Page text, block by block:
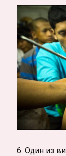
6. Один из